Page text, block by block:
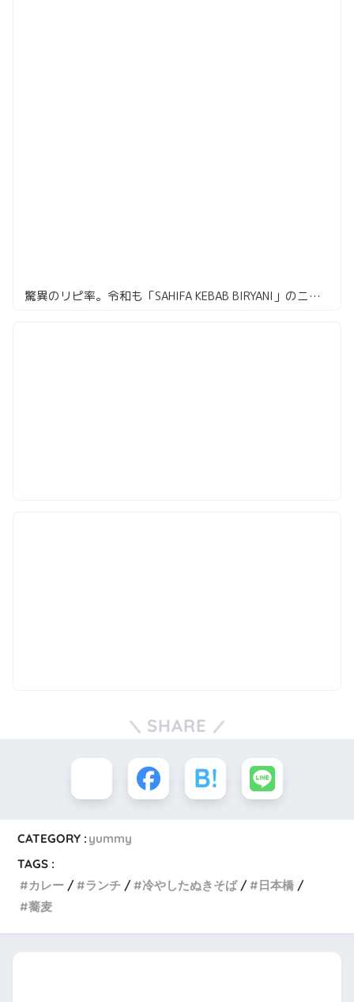
驚異のリピ率。令和も「SAHIFA KEBAB BIRYANI」のニハリセット
SHARE
CATEGORY : yummy
TAGS :
カレー
ランチ 冷やしたぬきそば
日本橋
蕎麦